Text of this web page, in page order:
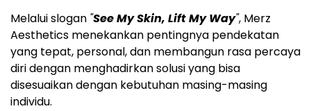
Melalui slogan "See My Skin, Lift My Way", Merz
Aesthetics menekankan pentingnya pendekatan
yang tepat, personal, dan membangun rasa percaya
diri dengan menghadirkan solusi yang bisa
disesuaikan dengan kebutuhan masing-masing
individu.